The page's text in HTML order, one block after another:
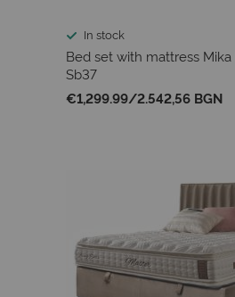
In stock
Bed set with mattress Mika
Sb37
€1,299.99/2.542,56 BGN